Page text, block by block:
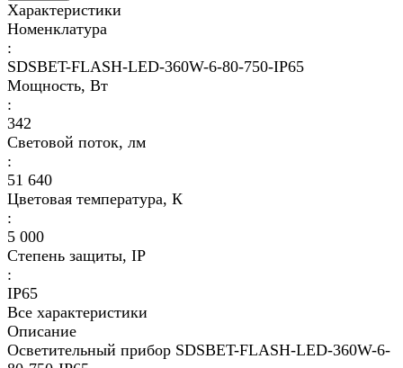
Характеристики
Номенклатура
:
SDSBET-FLASH-LED-360W-6-80-750-IP65
Мощность, Вт
:
342
Световой поток, лм
:
51 640
Цветовая температура, К
:
5 000
Степень защиты, IP
:
IP65
Все характеристики
Описание
Осветительный прибор SDSBET-FLASH-LED-360W-6-